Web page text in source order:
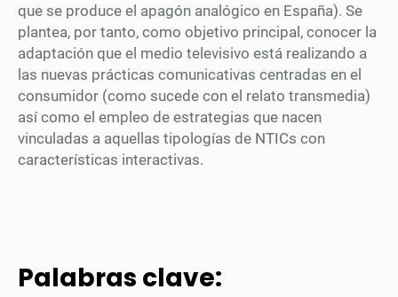
que se produce el apagón analógico en España). Se
plantea, por tanto, como objetivo principal, conocer la
adaptación que el medio televisivo está realizando a
las nuevas prácticas comunicativas centradas en el
consumidor (como sucede con el relato transmedia)
así como el empleo de estrategias que nacen
vinculadas a aquellas tipologías de NTICs con
características interactivas.
Palabras clave: